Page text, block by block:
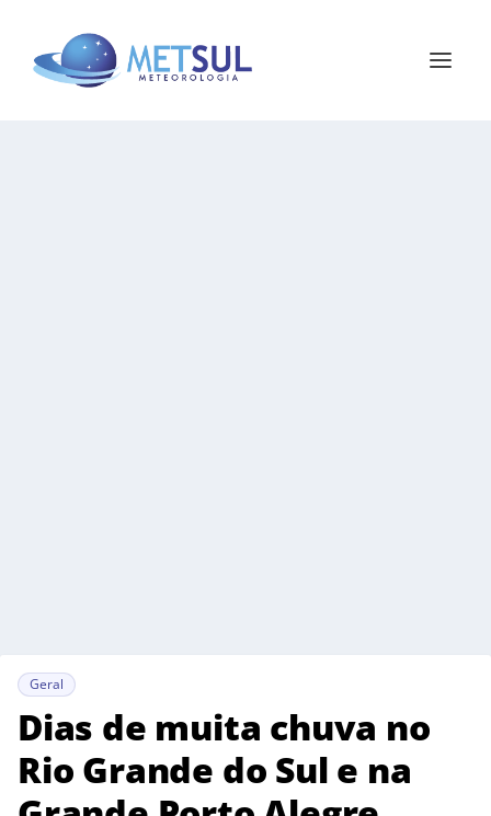
Geral
Dias de muita chuva no
Rio Grande do Sul e na